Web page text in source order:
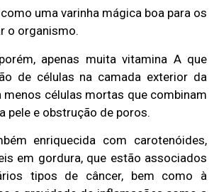
uma varinha mágica boa para os
o organismo.
apenas muita vitamina A que
de células na camada exterior da
células mortas que combinam
pele e obstrução de poros.
enriquecida com carotenóides,
em gordura, que estão associados
tipos de câncer, bem como à